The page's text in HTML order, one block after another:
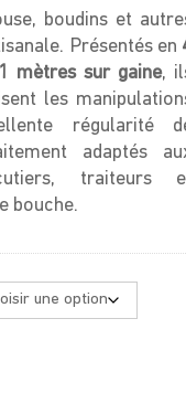
boudins et
Présentés en
mètres sur gaine,
les
régularité
adaptés
traiteurs
bouche.